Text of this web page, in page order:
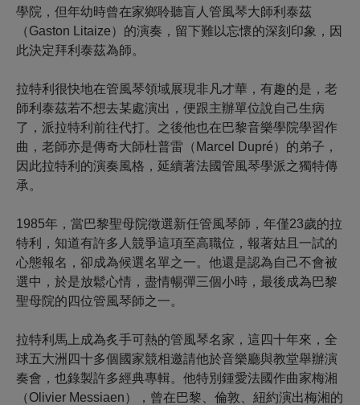
學院，但年幼時曾在家鄉聆聽盲人管風琴大師利泰茲
（Gaston Litaize）的演奏，留下難以忘懷的深刻印象，因
此決定拜利泰茲為師。
拉特利很快地在管風琴領域展現非凡才華，有趣的是，老
師利泰茲若不想去某處演出，便跟主辦單位說自己生病
了，派拉特利前往代打。之後他也在巴黎音樂學院學習作
曲，老師亦是傳奇大師杜普雷（Marcel Dupré）的弟子，
因此拉特利的演奏風格，延續著法國管風琴學派之獨特傳
承。
1985年，當巴黎聖母院徵選新任管風琴師，年僅23歲的拉
特利，知道有許多人競爭這項至高職位，報著姑且一試的
心態報名，卻成為候選名單之一。他還是認為自己不會被
選中，於是放鬆心情，盡情暢彈三個小時，最後成為巴黎
聖母院的四位管風琴師之一。
拉特利馬上成為炙手可熱的管風琴名家，這四十年來，全
球五大洲四十多個國家競相邀請他於音樂廳與教堂舉辦演
奏會，也錄製許多經典專輯。他特別鍾愛法國作曲家梅湘
（Olivier Messiaen），曾在巴黎、倫敦、紐約演出梅湘的